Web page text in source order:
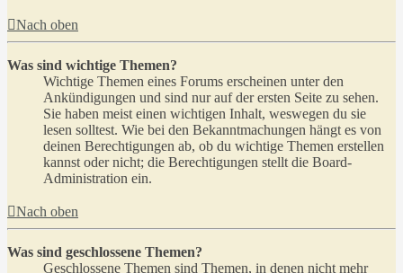
Nach oben
Was sind wichtige Themen?
Wichtige Themen eines Forums erscheinen unter den
Ankündigungen und sind nur auf der ersten Seite zu sehen.
Sie haben meist einen wichtigen Inhalt, weswegen du sie
lesen solltest. Wie bei den Bekanntmachungen hängt es von
deinen Berechtigungen ab, ob du wichtige Themen erstellen
kannst oder nicht; die Berechtigungen stellt die Board-
Administration ein.
Nach oben
Was sind geschlossene Themen?
Geschlossene Themen sind Themen, in denen nicht mehr